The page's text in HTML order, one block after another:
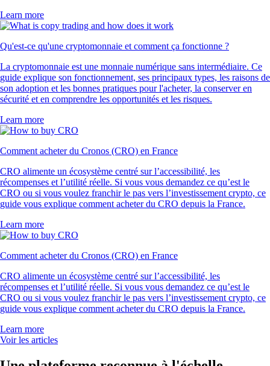
Learn more
Qu'est-ce qu'une cryptomonnaie et comment ça fonctionne ?
La cryptomonnaie est une monnaie numérique sans intermédiaire. Ce
guide explique son fonctionnement, ses principaux types, les raisons de
son adoption et les bonnes pratiques pour l'acheter, la conserver en
sécurité et en comprendre les opportunités et les risques.
Learn more
Comment acheter du Cronos (CRO) en France
CRO alimente un écosystème centré sur l’accessibilité, les
récompenses et l’utilité réelle. Si vous vous demandez ce qu’est le
CRO ou si vous voulez franchir le pas vers l’investissement crypto, ce
guide vous explique comment acheter du CRO depuis la France.
Learn more
Comment acheter du Cronos (CRO) en France
CRO alimente un écosystème centré sur l’accessibilité, les
récompenses et l’utilité réelle. Si vous vous demandez ce qu’est le
CRO ou si vous voulez franchir le pas vers l’investissement crypto, ce
guide vous explique comment acheter du CRO depuis la France.
Learn more
Voir les articles